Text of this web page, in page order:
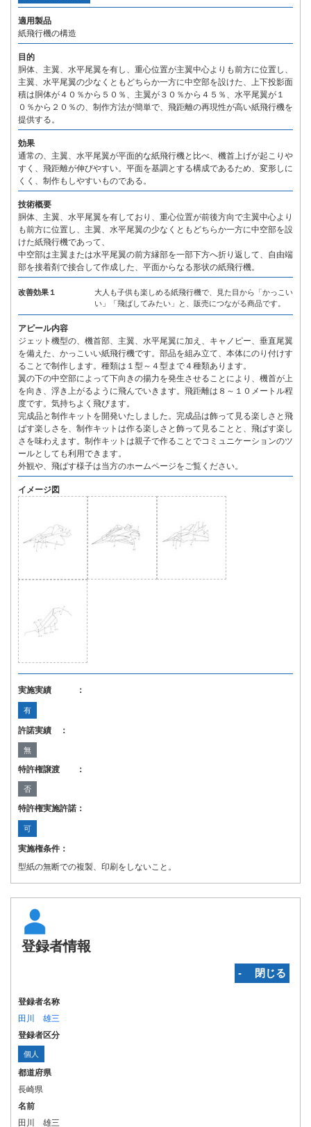
適用製品
紙飛行機の構造
目的
胴体、主翼、水平尾翼を有し、重心位置が主翼中心よりも前方に位置し、
主翼、水平尾翼の少なくともどちらか一方に中空部を設けた、上下投影面
積は胴体が４０％から５０％、主翼が３０％から４５％、水平尾翼が１
０％から２０％の、制作方法が簡単で、飛距離の再現性が高い紙飛行機を
提供する。
効果
通常の、主翼、水平尾翼が平面的な紙飛行機と比べ、機首上げが起こりや
すく、飛距離が伸びやすい。平面を基調とする構成であるため、変形しに
くく、制作もしやすいものである。
技術概要
胴体、主翼、水平尾翼を有しており、重心位置が前後方向で主翼中心より
も前方に位置し、主翼、水平尾翼の少なくともどちらか一方に中空部を設
けた紙飛行機であって、
中空部は主翼または水平尾翼の前方縁部を一部下方へ折り返して、自由端
部を接着剤で接合して作成した、平面からなる形状の紙飛行機。
改善効果１
大人も子供も楽しめる紙飛行機で、見た目から「かっこい
い」「飛ばしてみたい」と、販売につながる商品です。
アピール内容
ジェット機型の、機首部、主翼、水平尾翼に加え、キャノピー、垂直尾翼
を備えた、かっこいい紙飛行機です。部品を組み立て、本体にのり付けす
ることで制作します。種類は１型～４型まで４種類あります。
翼の下の中空部によって下向きの揚力を発生させることにより、機首が上
を向き、浮き上がるように飛んでいきます。飛距離は８～１０メートル程
度です。気持ちよく飛びます。
完成品と制作キットを開発いたしました。完成品は飾って見る楽しさと飛
ばす楽しさを、制作キットは作る楽しさと飾って見ることと、飛ばす楽し
さを味わえます。制作キットは親子で作ることでコミュニケーションのツ
ールとしても利用できます。
外観や、飛ばす様子は当方のホームページをご覧ください。
イメージ図
実施実績 ：
有
許諾実績 ：
無
特許権譲渡 ：
否
特許権実施許諾：
可
実施権条件：
型紙の無断での複製、印刷をしないこと。
登録者情報
‐ 閉じる
登録者名称
田川 雄三
登録者区分
個人
都道府県
長崎県
名前
田川 雄三